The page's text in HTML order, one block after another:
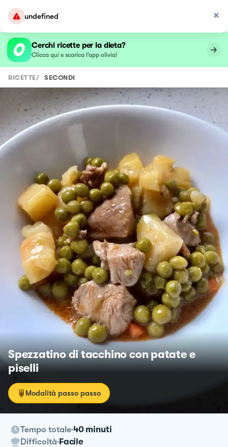
undefined
Cerchi ricette per la dieta?
Clicca qui e scarica l’app olivia!
RICETTE/ SECONDI
Spezzatino di tacchino con patate e
piselli
Modalità passo passo
Tempo totale 40 minuti
Difficoltà Facile